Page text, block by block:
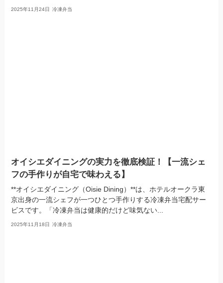
2025年11月24日 冷凍弁当
オイシエダイニングの実力を徹底検証！【一流シェ
フの手作りが自宅で味わえる】
**オイシエダイニング（Oisie Dining）**は、ホテルオークラ東
京出身の一流シェフが一つひとつ手作りする冷凍弁当宅配サー
ビスです。「冷凍弁当は健康的だけど味気ない...
2025年11月18日 冷凍弁当